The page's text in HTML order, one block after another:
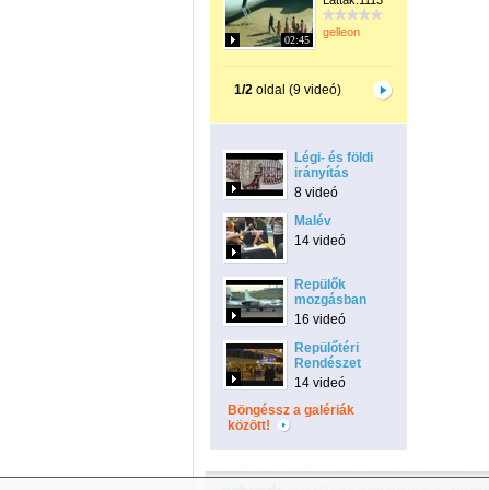
02:45
gelleon
1/2 oldal (9 videó)
Légi- és földi
irányítás
8 videó
Malév
14 videó
Repülők
mozgásban
16 videó
Repülőtéri
Rendészet
14 videó
Böngéssz a galériák
között!